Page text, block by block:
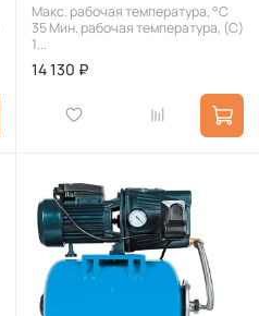
Макс. рабочая температура, °С
35 Мин. рабочая температура, (С)
1...
14 130 ₽